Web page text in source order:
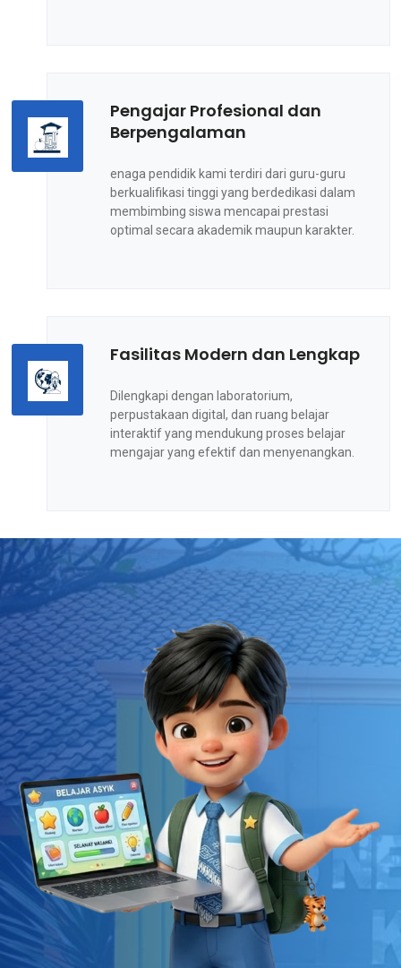
Pengajar Profesional dan
Berpengalaman
enaga pendidik kami terdiri dari guru-guru
berkualifikasi tinggi yang berdedikasi dalam
membimbing siswa mencapai prestasi
optimal secara akademik maupun karakter.
Fasilitas Modern dan Lengkap
Dilengkapi dengan laboratorium,
perpustakaan digital, dan ruang belajar
interaktif yang mendukung proses belajar
mengajar yang efektif dan menyenangkan.